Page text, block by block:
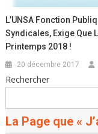
L’UNSA Fonction
Syndicales, Exige Que
Printemps 2018 !
20 décembre 2017
Rechercher
La Page que «